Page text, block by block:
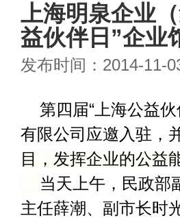
上海明泉企业
益伙伴日”企业
发布时间：2014-
第四届“上海公益伙
有限公司应邀入驻，
目，发挥企业的公益
当天上午，民政部
主任薛潮、副市长时